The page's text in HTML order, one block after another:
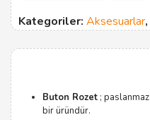
Kategoriler: Aksesuarlar,
Buton Rozet; paslanmaz
bir üründür.